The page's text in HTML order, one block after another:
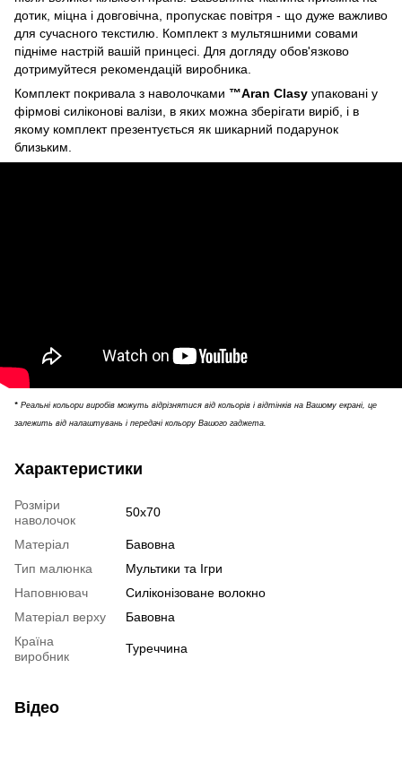
дотик, міцна і довговічна, пропускає повітря - що дуже важливо
для сучасного текстилю. Комплект з мультяшними совами
підніме настрій вашій принцесі. Для догляду обов'язково
дотримуйтеся рекомендацій виробника.
Комплект покривала з наволочками ™Aran Clasy упаковані у
фірмові силіконові валізи, в яких можна зберігати виріб, і в
якому комплект презентується як шикарний подарунок
близьким.
* Реальні кольори виробів можуть відрізнятися від кольорів і відтінків на Вашому екрані, це
залежить від налаштувань і передачі кольору Вашого гаджета.
Характеристики
Розміри
наволочок
50х70
Матеріал
Бавовна
Тип малюнка
Мультики та Ігри
Наповнювач
Силіконізоване волокно
Матеріал верху
Бавовна
Країна
виробник
Туреччина
Відео